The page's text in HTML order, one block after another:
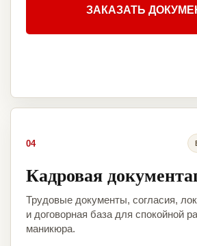
ЗАКАЗАТЬ
04
Кадровая
Трудовые документы, согласия,
и договорная база для спокойной
маникюра.